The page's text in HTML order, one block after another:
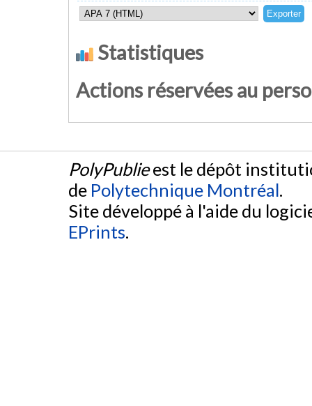
Statistiques
Actions réservées au
PolyPublieest le dépôt
de Polytechnique Montréal.
Site développé à l'aide du
EPrints.